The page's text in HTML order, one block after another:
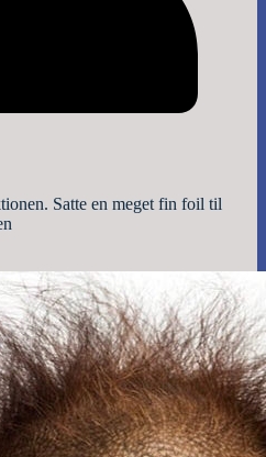
Satte en meget fin foil til